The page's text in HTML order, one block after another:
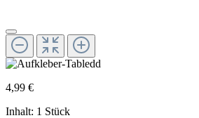
4,99 €
Inhalt: 1 Stück